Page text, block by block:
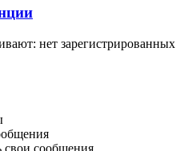
нет зарегистрированных